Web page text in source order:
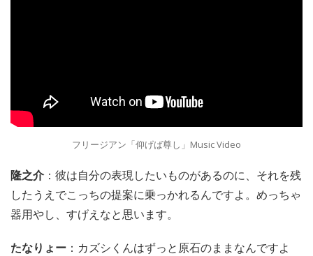
フリージアン「仰げば尊し」Music Video
隆之介 ：彼は自分の表現したいものがあるのに、それを残
したうえでこっちの提案に乗っかれるんですよ。めっちゃ
器用やし、すげえなと思います。
たなりょー ：カズシくんはずっと原石のままなんですよ